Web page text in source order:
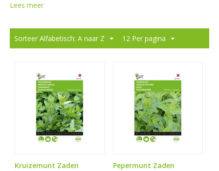
Lees meer
Sorteer Alfabetisch: A naar Z 12 Per pagina
Kruizemunt Zaden Pepermunt Zaden